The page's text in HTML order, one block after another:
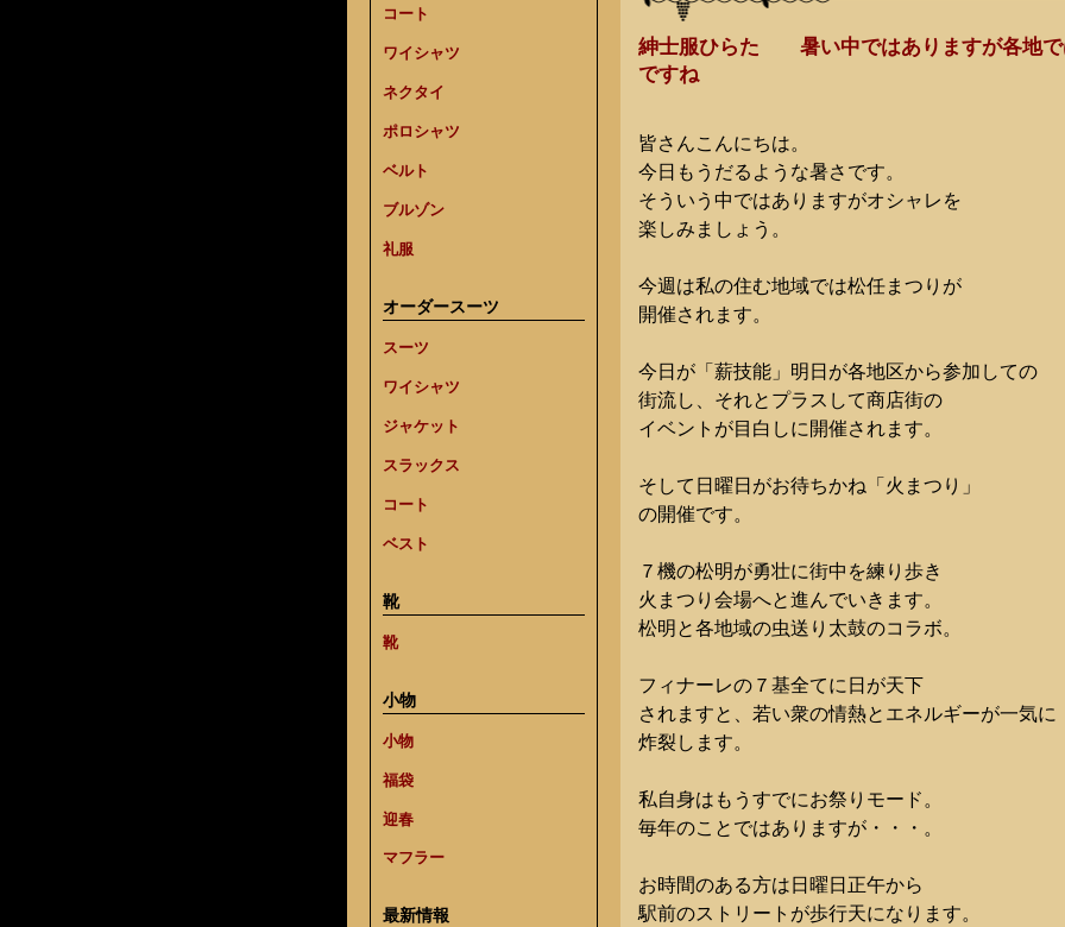
コート
ワイシャツ
ネクタイ
ポロシャツ
ベルト
ブルゾン
礼服
オーダースーツ
スーツ
ワイシャツ
ジャケット
スラックス
コート
ベスト
靴
靴
小物
小物
福袋
迎春
マフラー
最新情報
紳士服ひらた 暑い中ではありますが各地で
ですね
皆さんこんにちは。
今日もうだるような暑さです。
そういう中ではありますがオシャレを
楽しみましょう。
今週は私の住む地域では松任まつりが
開催されます。
今日が「薪技能」明日が各地区から参加しての
街流し、それとプラスして商店街の
イベントが目白しに開催されます。
そして日曜日がお待ちかね「火まつり」
の開催です。
７機の松明が勇壮に街中を練り歩き
火まつり会場へと進んでいきます。
松明と各地域の虫送り太鼓のコラボ。
フィナーレの７基全てに日が天下
されますと、若い衆の情熱とエネルギーが一気に
炸裂します。
私自身はもうすでにお祭りモード。
毎年のことではありますが・・・。
お時間のある方は日曜日正午から
駅前のストリートが歩行天になります。